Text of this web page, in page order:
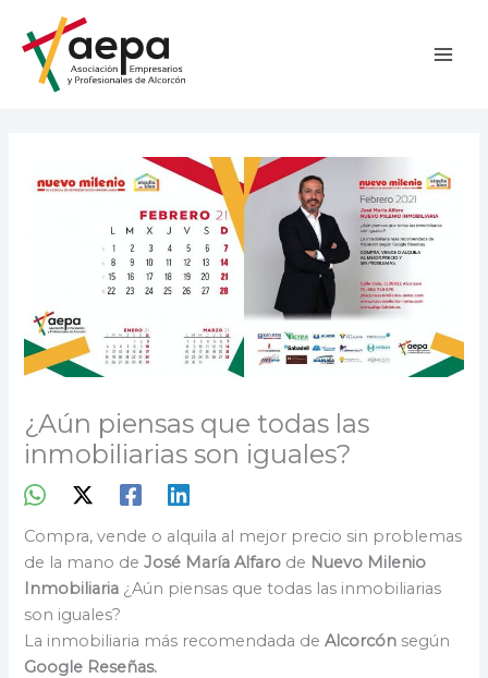
contenido
¿Aún piensas que todas las
inmobiliarias son iguales?
Compra, vende o alquila al mejor precio sin problemas
de la mano deJosé María Alfaro de Nuevo Milenio
Inmobiliaria ¿Aún piensas que todas las inmobiliarias
son iguales?
La inmobiliaria más recomendada deAlcorcón según
Google Reseñas.